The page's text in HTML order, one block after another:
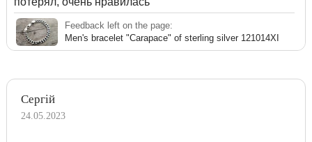
Feedback left on the page:
Men's bracelet "Carapace" of sterling silver 121014XI
Сергій
24.05.2023